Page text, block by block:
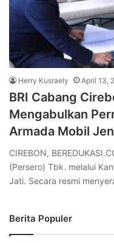
Herry Kusraely April 13,
BRI Cabang
Mengabulkan
Armada Mobil
CIREBON,
(Persero) Tbk. melalui
Jati. Secara resmi
Berita Populer